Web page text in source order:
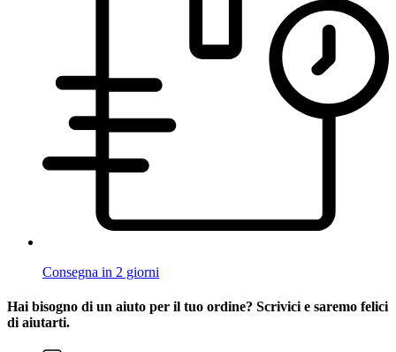
Consegna in 2 giorni
Hai bisogno di un aiuto per il tuo ordine? Scrivici e saremo felici
di aiutarti.